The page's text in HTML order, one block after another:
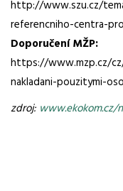
http://www.szu.cz/
referencniho-centra-
Doporučení MŽP:
https://www.mzp.cz/
nakladani-pouzitymi-
zdroj: www.ekokom.cz/